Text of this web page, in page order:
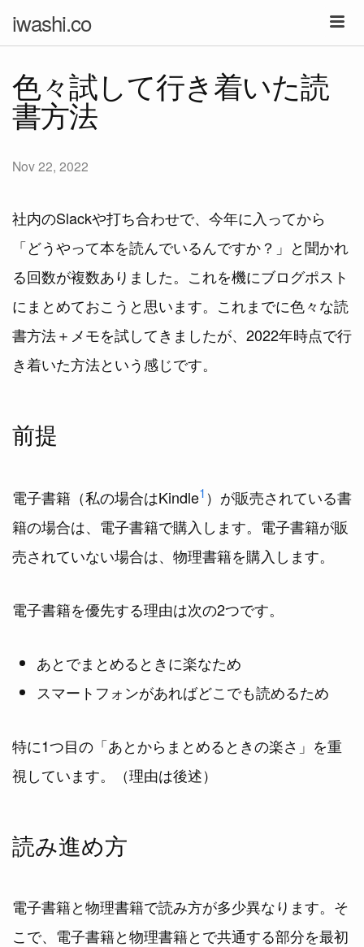
iwashi.co
色々試して行き着いた読
書方法
Nov 22, 2022
社内のSlackや打ち合わせで、今年に入ってから
「どうやって本を読んでいるんですか？」と聞かれ
る回数が複数ありました。これを機にブログポスト
にまとめておこうと思います。これまでに色々な読
書方法＋メモを試してきましたが、2022年時点で行
き着いた方法という感じです。
前提
電子書籍（私の場合はKindle1 ）が販売されている書
籍の場合は、電子書籍で購入します。電子書籍が販
売されていない場合は、物理書籍を購入します。
電子書籍を優先する理由は次の2つです。
あとでまとめるときに楽なため
スマートフォンがあればどこでも読めるため
特に1つ目の「あとからまとめるときの楽さ」を重
視しています。（理由は後述）
読み進め方
電子書籍と物理書籍で読み方が多少異なります。そ
こで、電子書籍と物理書籍とで共通する部分を最初